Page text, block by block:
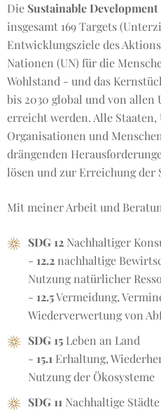
Die Sustainable Development
insgesamt 169 Targets
Entwicklungsziele des
Nationen (UN) für die
Wohlstand - und das
bis 2030 global und von allen
erreicht werden. Alle Staaten,
Organisationen und
drängenden
lösen und zur Erreichung der
Mit meiner Arbeit und
SDG 12 Nachhaltiger
- 12.2 nachhaltige
Nutzung natürlicher
- 12.5Vermeidung,
Wiederverwertung von
SDG 15 Leben an Land
- 15.1 Erhaltung,
Nutzung der Ökosysteme
SDG 11 Nachhaltige